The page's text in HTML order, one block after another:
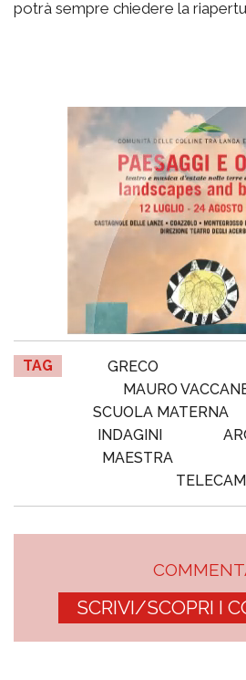
potrà sempre chiedere la
TAG GRECO
MAURO
SCUOLA MATERNA
INDAGINI
MAESTRA
SCRIVI/SCOPRI I